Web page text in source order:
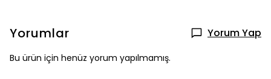
Yorumlar Yorum Yap
Bu ürün için henüz yorum yapılmamış.